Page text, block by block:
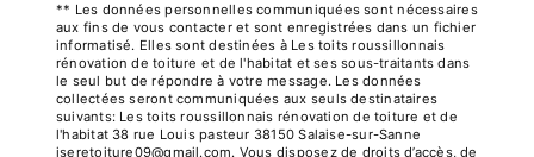
** Les données personnelles communiquées sont nécessaires
aux fins de vous contacter et sont enregistrées dans un fichier
informatisé. Elles sont destinées à Les toits roussillonnais
rénovation de toiture et de l'habitat et ses sous-traitants dans
le seul but de répondre à votre message. Les données
collectées seront communiquées aux seuls destinataires
suivants: Les toits roussillonnais rénovation de toiture et de
l'habitat 38 rue Louis pasteur 38150 Salaise-sur-Sanne
iseretoiture09@gmail.com. Vous disposez de droits d’accès, de